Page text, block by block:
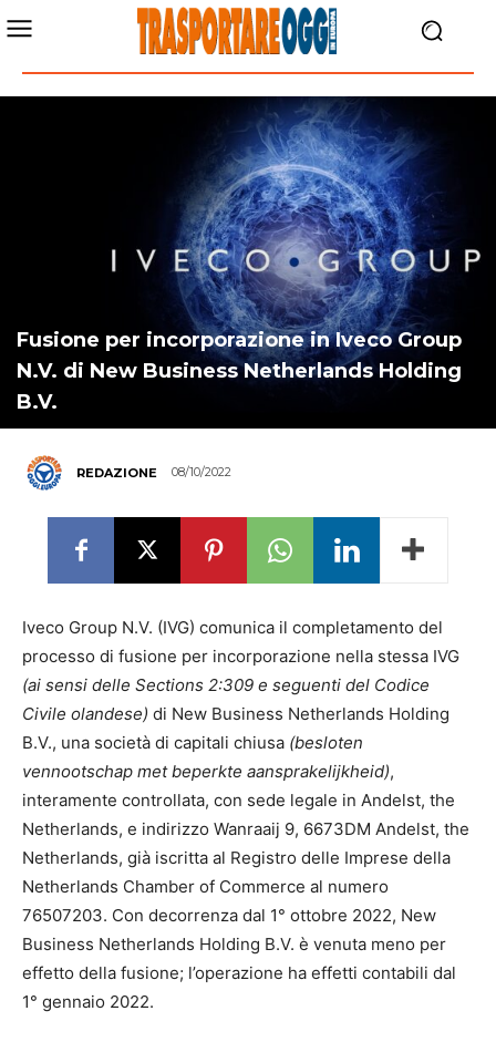
Fusione per incorporazione in Iveco Group
N.V. di New Business Netherlands Holding
B.V.
REDAZIONE 08/10/2022
Iveco Group N.V. (IVG) comunica il completamento del
processo di fusione per incorporazione nella stessa IVG
(ai sensi delle Sections 2:309 e seguenti del Codice
Civile olandese) di New Business Netherlands Holding
B.V., una società di capitali chiusa (besloten
vennootschap met beperkte aansprakelijkheid),
interamente controllata, con sede legale in Andelst, the
Netherlands, e indirizzo Wanraaij 9, 6673DM Andelst, the
Netherlands, già iscritta al Registro delle Imprese della
Netherlands Chamber of Commerce al numero
76507203. Con decorrenza dal 1° ottobre 2022, New
Business Netherlands Holding B.V. è venuta meno per
effetto della fusione; l’operazione ha effetti contabili dal
1° gennaio 2022.